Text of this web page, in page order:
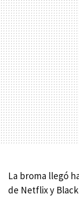
La broma llegó
de Netflix y